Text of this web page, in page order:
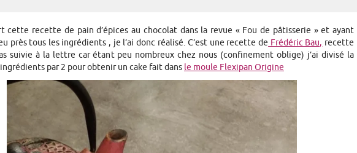
cette recette de pain d’épices au chocolat dans la revue « Fou de pâtisserie » et ayant
près tous les ingrédients , je l’ai donc réalisé. C’est une recette de Frédéric Bau, recette
suivie à la lettre car étant peu nombreux chez nous (confinement oblige) j’ai divisé la
par 2 pour obtenir un cake fait dans le moule Flexipan Origine